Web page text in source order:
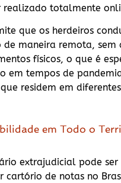
realizado totalmente
que os herdeiros
de maneira remota, sem
físicos, o que é
em tempos de
residem em
em Todo o
extrajudicial pode
cartório de notas no